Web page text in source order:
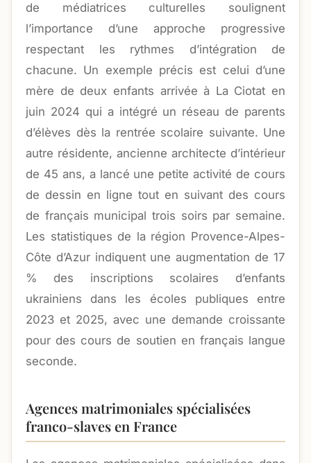
de médiatrices culturelles soulignent
l’importance d’une approche progressive
respectant les rythmes d’intégration de
chacune. Un exemple précis est celui d’une
mère de deux enfants arrivée à La Ciotat en
juin 2024 qui a intégré un réseau de parents
d’élèves dès la rentrée scolaire suivante. Une
autre résidente, ancienne architecte d’intérieur
de 45 ans, a lancé une petite activité de cours
de dessin en ligne tout en suivant des cours
de français municipal trois soirs par semaine.
Les statistiques de la région Provence-Alpes-
Côte d’Azur indiquent une augmentation de 17
% des inscriptions scolaires d’enfants
ukrainiens dans les écoles publiques entre
2023 et 2025, avec une demande croissante
pour des cours de soutien en français langue
seconde.
Agences matrimoniales spécialisées
franco-slaves en France